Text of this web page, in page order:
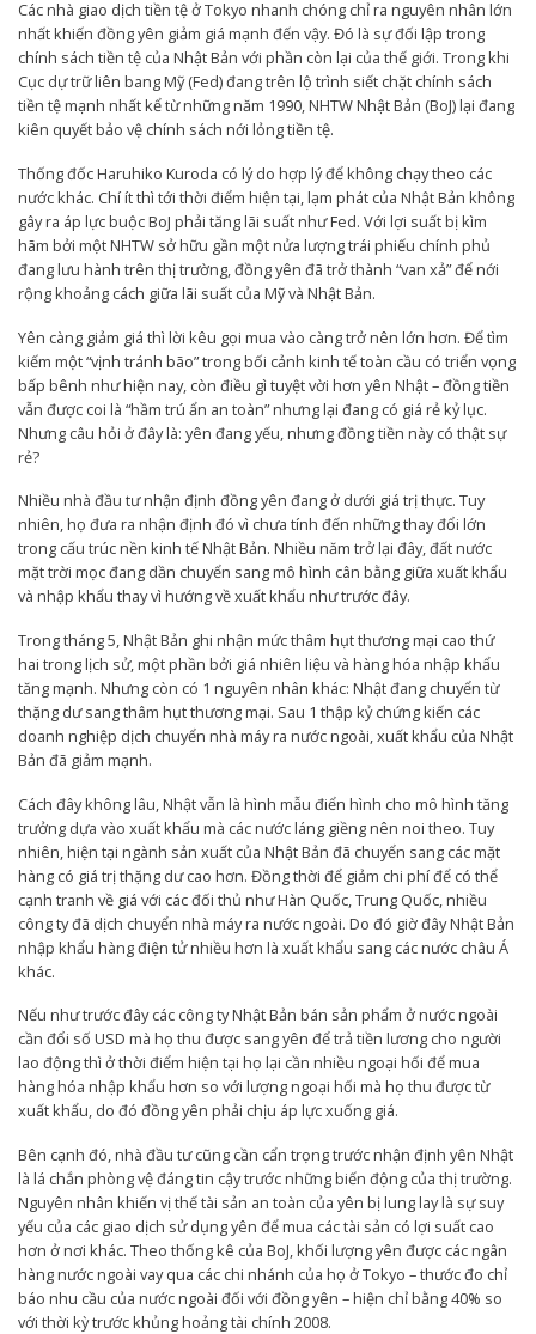
Các nhà giao dịch tiền tệ ở Tokyo nhanh chóng chỉ ra nguyên nhân lớn
nhất khiến đồng yên giảm giá mạnh đến vậy. Đó là sự đối lập trong
chính sách tiền tệ của Nhật Bản với phần còn lại của thế giới. Trong khi
Cục dự trữ liên bang Mỹ (Fed) đang trên lộ trình siết chặt chính sách
tiền tệ mạnh nhất kể từ những năm 1990, NHTW Nhật Bản (BoJ) lại đang
kiên quyết bảo vệ chính sách nới lỏng tiền tệ.
Thống đốc Haruhiko Kuroda có lý do hợp lý để không chạy theo các
nước khác. Chí ít thì tới thời điểm hiện tại, lạm phát của Nhật Bản không
gây ra áp lực buộc BoJ phải tăng lãi suất như Fed. Với lợi suất bị kìm
hãm bởi một NHTW sở hữu gần một nửa lượng trái phiếu chính phủ
đang lưu hành trên thị trường, đồng yên đã trở thành “van xả” để nới
rộng khoảng cách giữa lãi suất của Mỹ và Nhật Bản.
Yên càng giảm giá thì lời kêu gọi mua vào càng trở nên lớn hơn. Để tìm
kiếm một “vịnh tránh bão” trong bối cảnh kinh tế toàn cầu có triển vọng
bấp bênh như hiện nay, còn điều gì tuyệt vời hơn yên Nhật – đồng tiền
vẫn được coi là “hầm trú ẩn an toàn” nhưng lại đang có giá rẻ kỷ lục.
Nhưng câu hỏi ở đây là: yên đang yếu, nhưng đồng tiền này có thật sự
rẻ?
Nhiều nhà đầu tư nhận định đồng yên đang ở dưới giá trị thực. Tuy
nhiên, họ đưa ra nhận định đó vì chưa tính đến những thay đổi lớn
trong cấu trúc nền kinh tế Nhật Bản. Nhiều năm trở lại đây, đất nước
mặt trời mọc đang dần chuyển sang mô hình cân bằng giữa xuất khẩu
và nhập khẩu thay vì hướng về xuất khẩu như trước đây.
Trong tháng 5, Nhật Bản ghi nhận mức thâm hụt thương mại cao thứ
hai trong lịch sử, một phần bởi giá nhiên liệu và hàng hóa nhập khẩu
tăng mạnh. Nhưng còn có 1 nguyên nhân khác: Nhật đang chuyển từ
thặng dư sang thâm hụt thương mại. Sau 1 thập kỷ chứng kiến các
doanh nghiệp dịch chuyển nhà máy ra nước ngoài, xuất khẩu của Nhật
Bản đã giảm mạnh.
Cách đây không lâu, Nhật vẫn là hình mẫu điển hình cho mô hình tăng
trưởng dựa vào xuất khẩu mà các nước láng giềng nên noi theo. Tuy
nhiên, hiện tại ngành sản xuất của Nhật Bản đã chuyển sang các mặt
hàng có giá trị thặng dư cao hơn. Đồng thời để giảm chi phí để có thể
cạnh tranh về giá với các đối thủ như Hàn Quốc, Trung Quốc, nhiều
công ty đã dịch chuyển nhà máy ra nước ngoài. Do đó giờ đây Nhật Bản
nhập khẩu hàng điện tử nhiều hơn là xuất khẩu sang các nước châu Á
khác.
Nếu như trước đây các công ty Nhật Bản bán sản phẩm ở nước ngoài
cần đổi số USD mà họ thu được sang yên để trả tiền lương cho người
lao động thì ở thời điểm hiện tại họ lại cần nhiều ngoại hối để mua
hàng hóa nhập khẩu hơn so với lượng ngoại hối mà họ thu được từ
xuất khẩu, do đó đồng yên phải chịu áp lực xuống giá.
Bên cạnh đó, nhà đầu tư cũng cần cẩn trọng trước nhận định yên Nhật
là lá chắn phòng vệ đáng tin cậy trước những biến động của thị trường.
Nguyên nhân khiến vị thế tài sản an toàn của yên bị lung lay là sự suy
yếu của các giao dịch sử dụng yên để mua các tài sản có lợi suất cao
hơn ở nơi khác. Theo thống kê của BoJ, khối lượng yên được các ngân
hàng nước ngoài vay qua các chi nhánh của họ ở Tokyo – thước đo chỉ
báo nhu cầu của nước ngoài đối với đồng yên – hiện chỉ bằng 40% so
với thời kỳ trước khủng hoảng tài chính 2008.